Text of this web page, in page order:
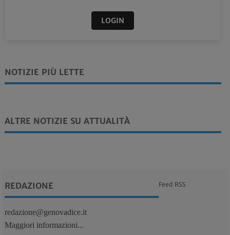
LOGIN
NOTIZIE PIÙ LETTE
ALTRE NOTIZIE SU ATTUALITÀ
REDAZIONE
redazione@genovadice.it
Maggiori informazioni...
Feed RSS